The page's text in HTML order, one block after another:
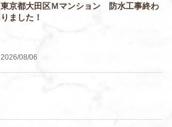
東京都大田区Ｍマンション 防水工事終わ
りました！
2026/08/06